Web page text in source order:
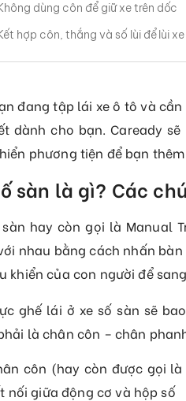
dùng côn để giữ xe trên dốc
hợp côn, thắng và số lùi để lùi
đang tập lái xe ô tô và
dành cho bạn. Caready
phương tiện để bạn
sàn là gì? Các
sàn hay còn gọi là Manual
nhau bằng cách nhấn
khiển của con người để
ghế lái ở xe số sàn sẽ
là chân côn – chân
côn (hay còn được gọi
nối giữa động cơ và hộp số